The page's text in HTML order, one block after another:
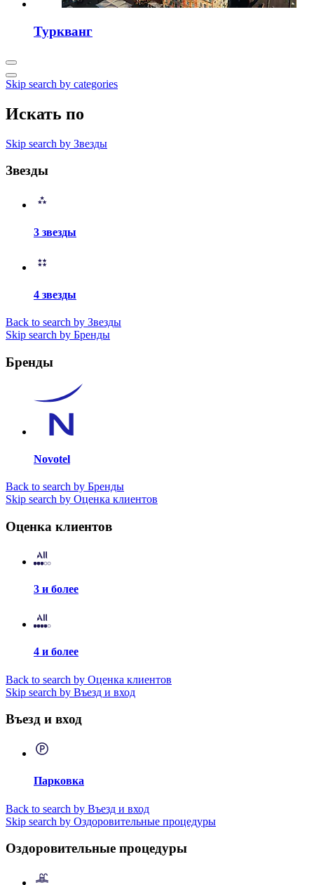
Туркванг
Skip search by categories
Искать по
Skip search by Звезды
Звезды
3 звезды
4 звезды
Back to search by Звезды
Skip search by Бренды
Бренды
Novotel
Back to search by Бренды
Skip search by Оценка клиентов
Оценка клиентов
3 и более
4 и более
Back to search by Оценка клиентов
Skip search by Въезд и вход
Въезд и вход
Парковка
Back to search by Въезд и вход
Skip search by Оздоровительные процедуры
Оздоровительные процедуры